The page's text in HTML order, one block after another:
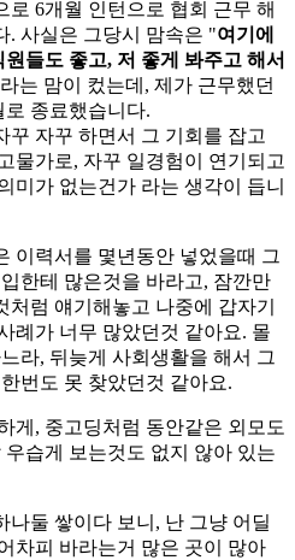
6개월 인턴으로 협회 근무 해
. 사실은 그당시 맘속은 "여기에
들도 좋고, 저 좋게 봐주고 해서
는 맘이 컸는데, 제가 근무했던
종료했습니다.
꾸 자꾸 하면서 그 기회를 잡고
물가로, 자꾸 일경험이 연기되고
미가 없는건가 라는 생각이 듭니
이력서를 몇년동안 넣었을때 그
한테 많은것을 바라고, 잠깐만
럼 얘기해놓고 나중에 갑자기
례가 너무 많았던것 같아요. 몰
라, 뒤늦게 사회생활을 해서 그
번도 못 찾았던것 같아요.
게, 중고딩처럼 동안같은 외모도
습게 보는것도 없지 않아 있는
둘 쌓이다 보니, 난 그냥 어딜
차피 바라는거 많은 곳이 많아